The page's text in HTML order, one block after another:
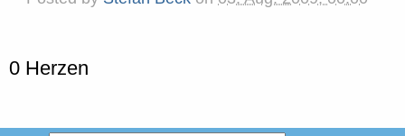
0 Herzen